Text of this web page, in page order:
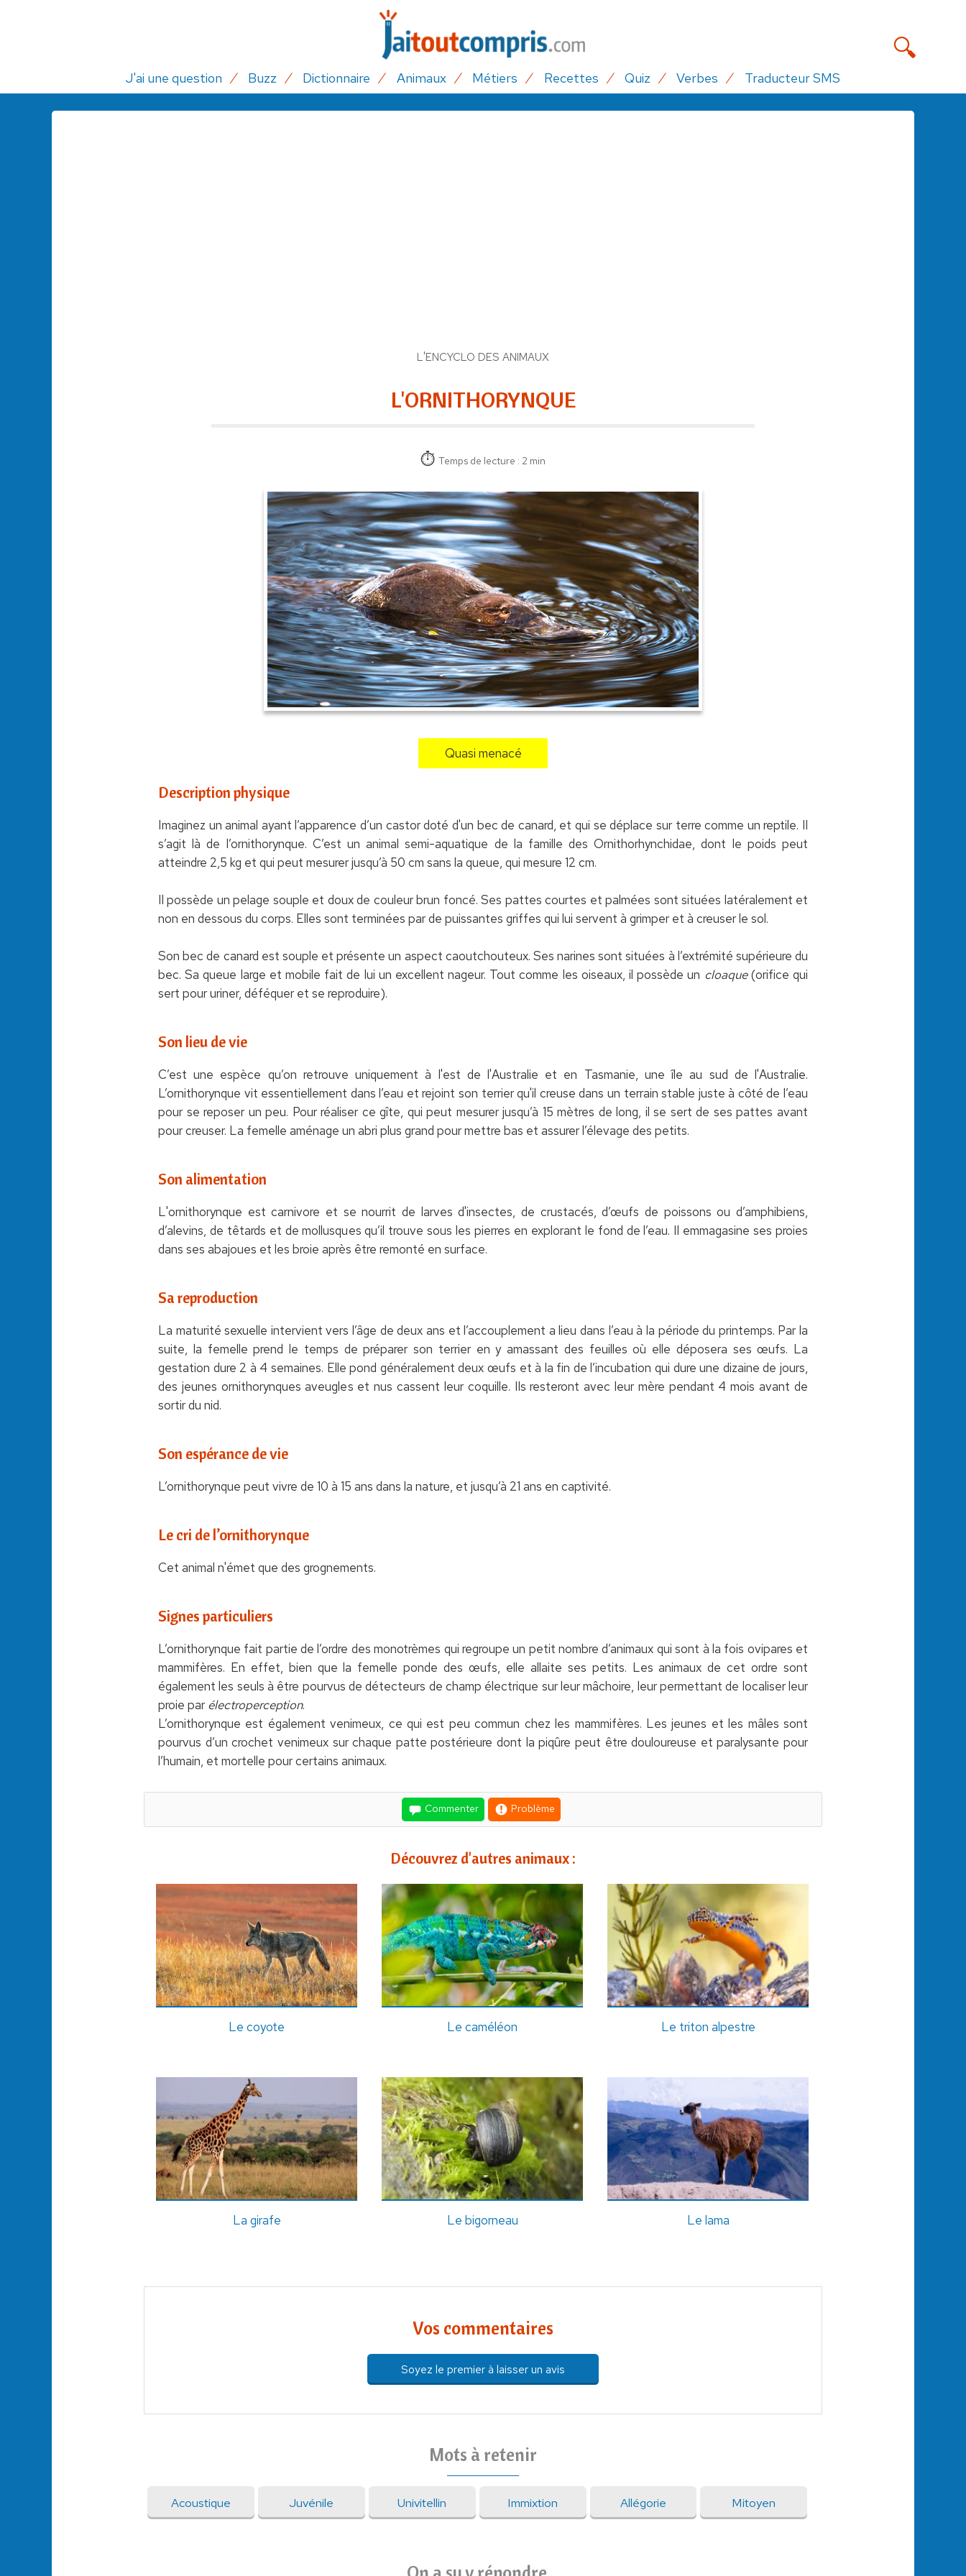
J'ai une question Buzz Dictionnaire Animaux Métiers Recettes Quiz Verbes Traducteur SMS
L'ENCYCLO DES ANIMAUX
L'ORNITHORYNQUE
Temps de lecture : 2 min
Quasi menacé
Description physique
Imaginez un animal ayant l’apparence d’un castor doté d'un bec de canard, et qui se déplace sur terre comme un reptile. Il
s’agit là de l’ornithorynque. C’est un animal semi-aquatique de la famille des Ornithorhynchidae, dont le poids peut
atteindre 2,5 kg et qui peut mesurer jusqu’à 50 cm sans la queue, qui mesure 12 cm.
Il possède un pelage souple et doux de couleur brun foncé. Ses pattes courtes et palmées sont situées latéralement et
non en dessous du corps. Elles sont terminées par de puissantes griffes qui lui servent à grimper et à creuser le sol.
Son bec de canard est souple et présente un aspect caoutchouteux. Ses narines sont situées à l’extrémité supérieure du
bec. Sa queue large et mobile fait de lui un excellent nageur. Tout comme les oiseaux, il possède un cloaque(orifice qui
sert pour uriner, déféquer et se reproduire).
Son lieu de vie
C’est une espèce qu’on retrouve uniquement à l'est de l'Australie et en Tasmanie, une île au sud de l'Australie.
L’ornithorynque vit essentiellement dans l’eau et rejoint son terrier qu'il creuse dans un terrain stable juste à côté de l’eau
pour se reposer un peu. Pour réaliser ce gîte, qui peut mesurer jusqu’à 15 mètres de long, il se sert de ses pattes avant
pour creuser. La femelle aménage un abri plus grand pour mettre bas et assurer l’élevage des petits.
Son alimentation
L'ornithorynque est carnivore et se nourrit de larves d'insectes, de crustacés, d’œufs de poissons ou d’amphibiens,
d’alevins, de têtards et de mollusques qu’il trouve sous les pierres en explorant le fond de l’eau. Il emmagasine ses proies
dans ses abajoues et les broie après être remonté en surface.
Sa reproduction
La maturité sexuelle intervient vers l’âge de deux ans et l’accouplement a lieu dans l’eau à la période du printemps. Par la
suite, la femelle prend le temps de préparer son terrier en y amassant des feuilles où elle déposera ses œufs. La
gestation dure 2 à 4 semaines. Elle pond généralement deux œufs et à la fin de l’incubation qui dure une dizaine de jours,
des jeunes ornithorynques aveugles et nus cassent leur coquille. Ils resteront avec leur mère pendant 4 mois avant de
sortir du nid.
Son espérance de vie
L’ornithorynque peut vivre de 10 à 15 ans dans la nature, et jusqu’à 21 ans en captivité.
Le cri de l’ornithorynque
Cet animal n'émet que des grognements.
Signes particuliers
L’ornithorynque fait partie de l’ordre des monotrèmes qui regroupe un petit nombre d’animaux qui sont à la fois ovipares et
mammifères. En effet, bien que la femelle ponde des œufs, elle allaite ses petits. Les animaux de cet ordre sont
également les seuls à être pourvus de détecteurs de champ électrique sur leur mâchoire, leur permettant de localiser leur
proie par électroperception.
L’ornithorynque est également venimeux, ce qui est peu commun chez les mammifères. Les jeunes et les mâles sont
pourvus d’un crochet venimeux sur chaque patte postérieure dont la piqûre peut être douloureuse et paralysante pour
l’humain, et mortelle pour certains animaux.
Commenter Problème
Découvrez d'autres animaux :
Le coyote Le caméléon Le triton alpestre
La girafe Le bigorneau Le lama
Vos commentaires
Soyez le premier à laisser un avis
Mots à retenir
Acoustique Juvénile Univitellin Immixtion Allégorie Mitoyen